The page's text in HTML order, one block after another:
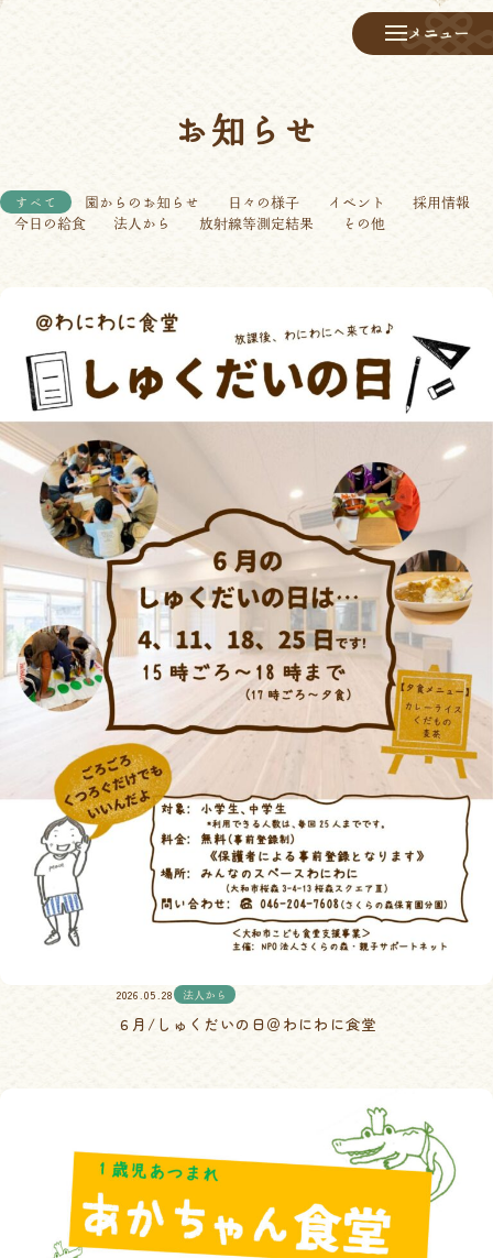
メニュー
お知らせ
すべて 園からのお知らせ 日々の様子 イベント
採用情報
今日の給食
法人から 放射線等測定結果 その他
2026.05.28 法人から
６月/しゅくだいの日＠わにわに食堂